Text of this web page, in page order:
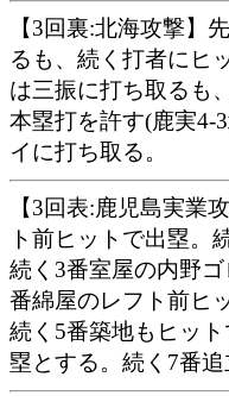
【3回裏:北海攻撃】
るも、続く打者にヒ
は三振に打ち取るも
本塁打を許す(鹿実4-
イに打ち取る。
【3回表:鹿児島実業
ト前ヒットで出塁。
続く3番室屋の内野
番綿屋のレフト前ヒ
続く5番築地もヒッ
塁とする。続く7番追